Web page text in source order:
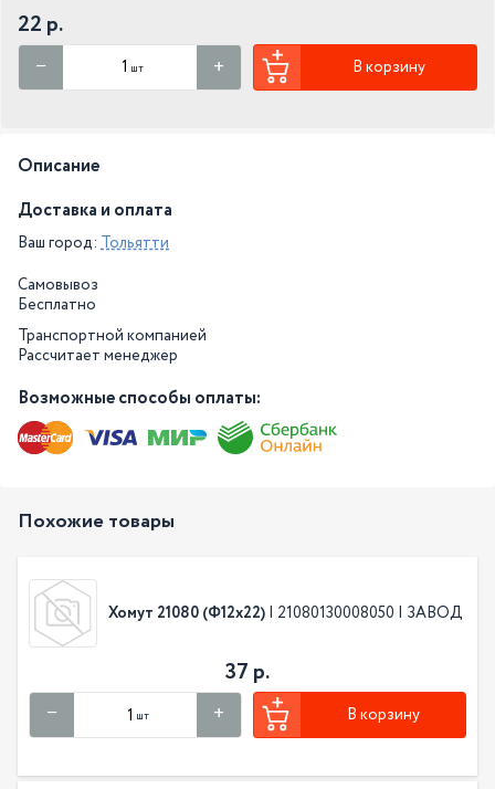
22 р.
шт В корзину
Описание
Доставка и оплата
Ваш город: Тольятти
Самовывоз
Бесплатно
Транспортной компанией
Рассчитает менеджер
Возможные способы оплаты:
Похожие товары
Хомут 21080 (Ф12х22) | 21080130008050 | ЗАВОД
37 р.
шт В корзину